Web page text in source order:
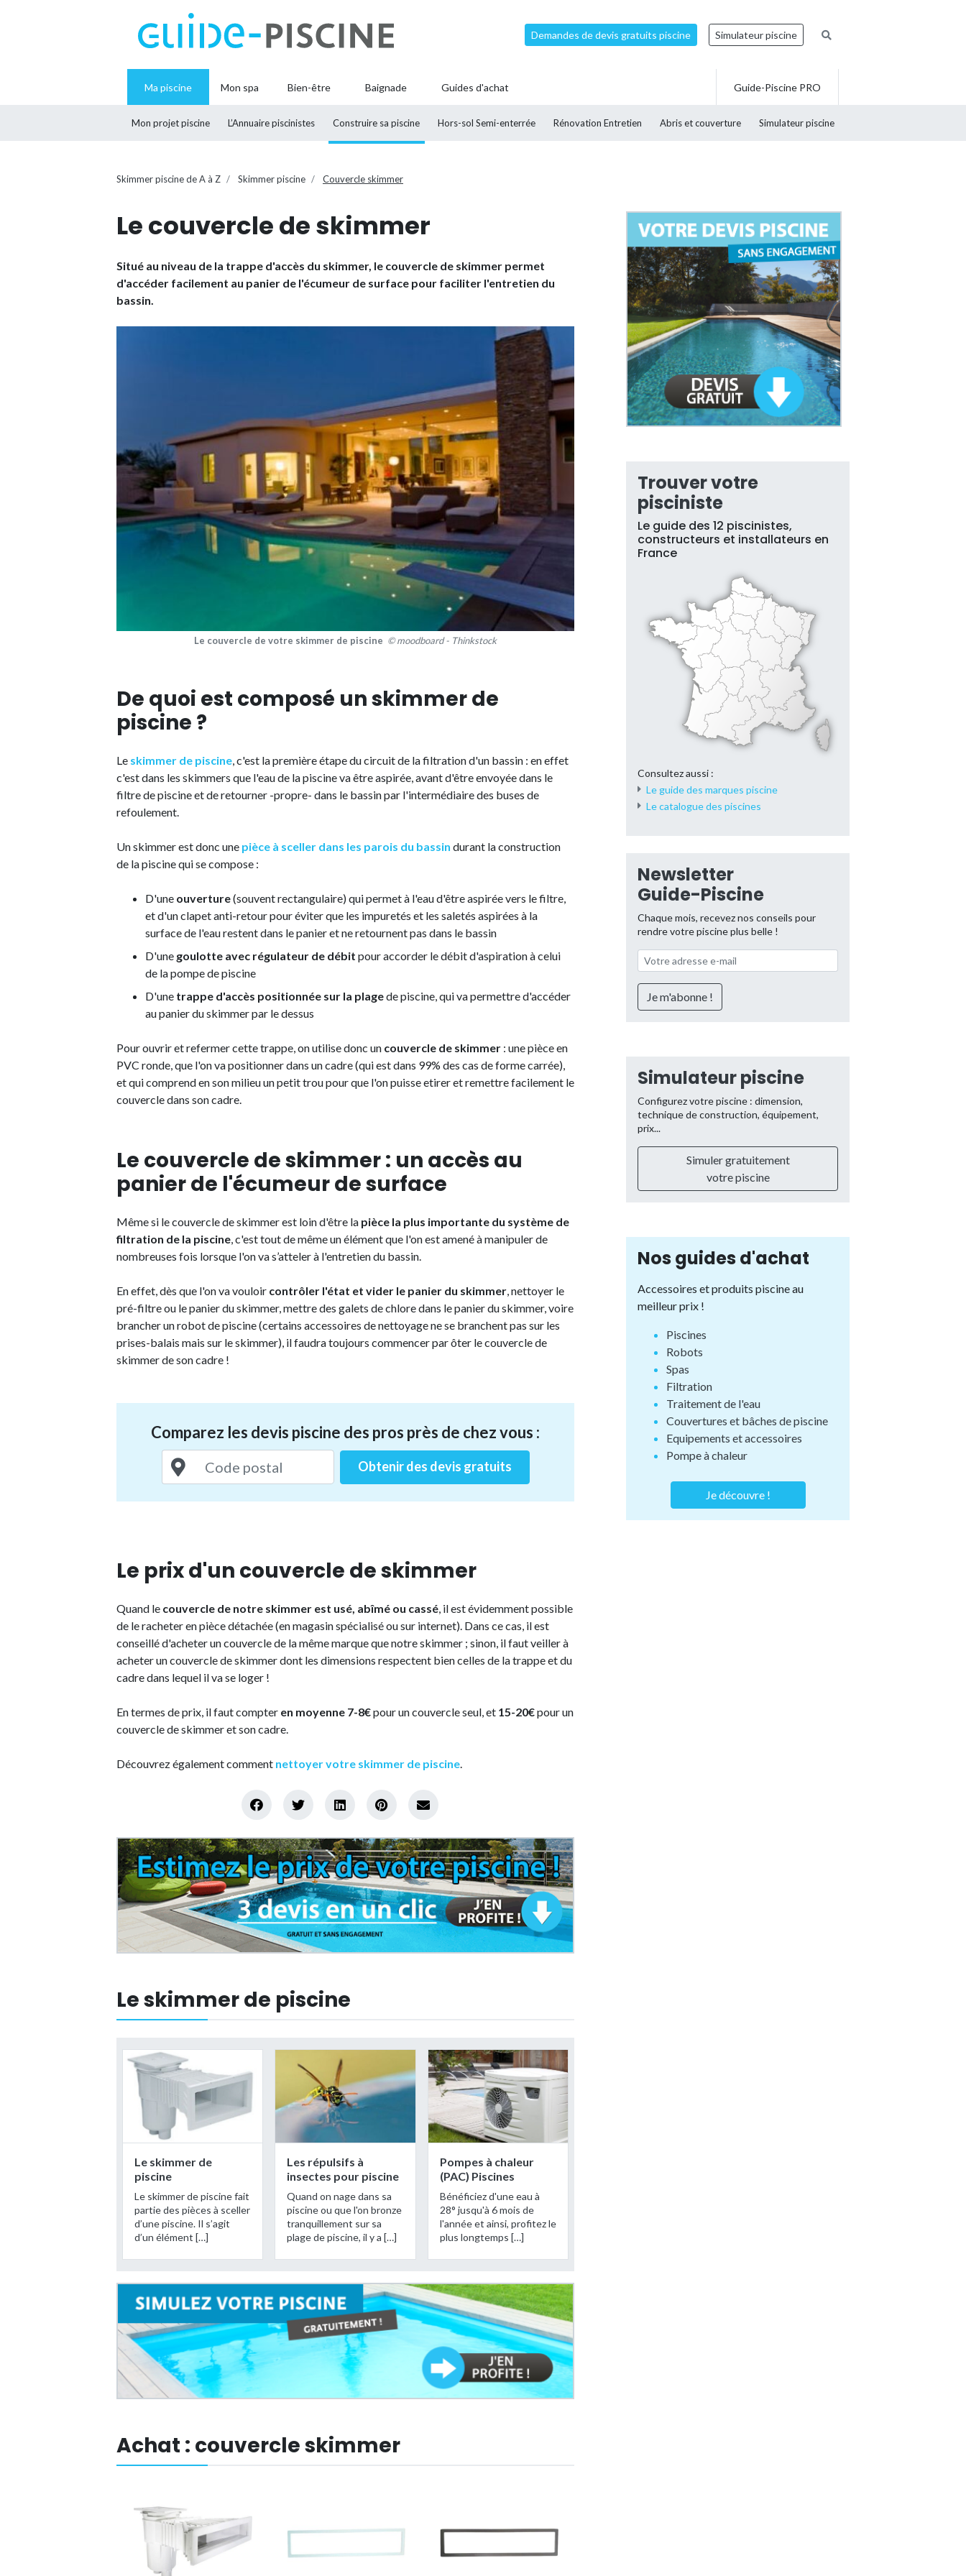
Demandes de devis gratuits piscine Simulateur piscine
Ma piscine
Mon projet piscine L’Annuaire piscinistes Construire sa piscine Hors-sol Semi-enterrée Rénovation Entretien Abris et couverture Simulateur piscine
Mon spa Bien-être Baignade Guides d'achat Guide-Piscine PRO
Skimmer piscine de A à Z Skimmer piscine Couvercle skimmer
Le couvercle de skimmer
Situé au niveau de la trappe d'accès du skimmer, le couvercle de skimmer permet
d'accéder facilement au panier de l'écumeur de surface pour faciliter l'entretien du
bassin.
Le couvercle de votre skimmer de piscine © moodboard - Thinkstock
De quoi est composé un skimmer de
piscine ?
Le skimmer de piscine, c'est la première étape du circuit de la filtration d'un bassin : en effet
c'est dans les skimmers que l'eau de la piscine va être aspirée, avant d'être envoyée dans le
filtre de piscine et de retourner -propre- dans le bassin par l'intermédiaire des buses de
refoulement.
Un skimmer est donc une pièce à sceller dans les parois du bassin durant la construction
de la piscine qui se compose :
D'une ouverture(souvent rectangulaire) qui permet à l'eau d'être aspirée vers le filtre,
et d'un clapet anti-retour pour éviter que les impuretés et les saletés aspirées à la
surface de l'eau restent dans le panier et ne retournent pas dans le bassin
D'une goulotte avec régulateur de débit pour accorder le débit d'aspiration à celui
de la pompe de piscine
D'une trappe d'accès positionnée sur la plagede piscine, qui va permettre d'accéder
au panier du skimmer par le dessus
Pour ouvrir et refermer cette trappe, on utilise donc un couvercle de skimmer : une pièce en
PVC ronde, que l'on va positionner dans un cadre (qui est dans 99% des cas de forme carrée),
et qui comprend en son milieu un petit trou pour que l'on puisse etirer et remettre facilement le
couvercle dans son cadre.
Le couvercle de skimmer : un accès au
panier de l'écumeur de surface
Même si le couvercle de skimmer est loin d'être la pièce la plus importante du système de
filtration de la piscine, c'est tout de même un élément que l'on est amené à manipuler de
nombreuses fois lorsque l'on va s’atteler à l'entretien du bassin.
En effet, dès que l'on va vouloir contrôler l'état et vider le panier du skimmer, nettoyer le
pré-filtre ou le panier du skimmer, mettre des galets de chlore dans le panier du skimmer, voire
brancher un robot de piscine (certains accessoires de nettoyage ne se branchent pas sur les
prises-balais mais sur le skimmer), il faudra toujours commencer par ôter le couvercle de
skimmer de son cadre !
Comparez les devis piscine des pros près de chez vous :
Obtenir des devis gratuits
Le prix d'un couvercle de skimmer
Quand le couvercle de notre skimmer est usé, abîmé ou cassé, il est évidemment possible
de le racheter en pièce détachée (en magasin spécialisé ou sur internet). Dans ce cas, il est
conseillé d'acheter un couvercle de la même marque que notre skimmer ; sinon, il faut veiller à
acheter un couvercle de skimmer dont les dimensions respectent bien celles de la trappe et du
cadre dans lequel il va se loger !
En termes de prix, il faut compter en moyenne 7-8€pour un couvercle seul, et 15-20€pour un
couvercle de skimmer et son cadre.
Découvrez également comment nettoyer votre skimmer de piscine.
Le skimmer de piscine
Le skimmer de
piscine
Le skimmer de piscine fait
partie des pièces à sceller
d’une piscine. Il s’agit
d’un élément […]
Les répulsifs à
insectes pour piscine
Quand on nage dans sa
piscine ou que l'on bronze
tranquillement sur sa
plage de piscine, il y a […]
Pompes à chaleur
(PAC) Piscines
Bénéficiez d'une eau à
28° jusqu'à 6 mois de
l'année et ainsi, profitez le
plus longtemps […]
Achat : couvercle skimmer
Trouver votre
pisciniste
Le guide des 12 piscinistes,
constructeurs et installateurs en
France
Consultez aussi :
Le guide des marques piscine
Le catalogue des piscines
Newsletter
Guide-Piscine
Chaque mois, recevez nos conseils pour
rendre votre piscine plus belle !
Simulateur piscine
Configurez votre piscine : dimension,
technique de construction, équipement,
prix...
Simuler gratuitement
votre piscine
Nos guides d'achat
Accessoires et produits piscine au
meilleur prix !
Piscines
Robots
Spas
Filtration
Traitement de l'eau
Couvertures et bâches de piscine
Equipements et accessoires
Pompe à chaleur
Je découvre !